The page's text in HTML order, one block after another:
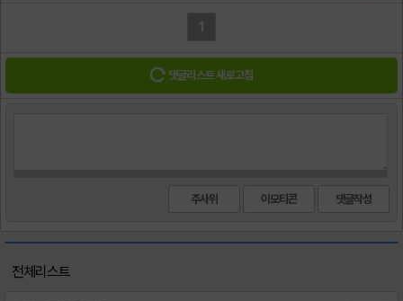
1
댓글리스트 새로고침
주사위 이모티콘
전체리스트